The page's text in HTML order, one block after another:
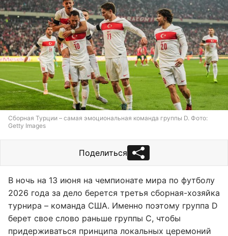
Сборная Турции – самая эмоциональная команда группы D. Фото:
Getty Images
Поделиться
В ночь на 13 июня на чемпионате мира по футболу
2026 года за дело берется третья сборная-хозяйка
турнира – команда США. Именно поэтому группа D
берет свое слово раньше группы C, чтобы
придерживаться принципа локальных церемоний